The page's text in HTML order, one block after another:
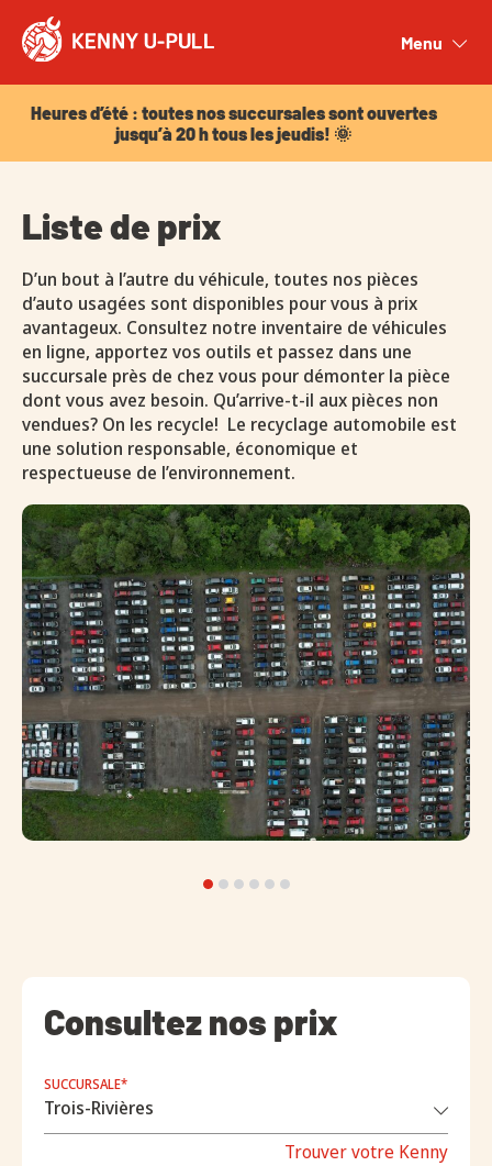
Menu
Heures d’été : toutes nos succursales sont ouvertes
jusqu’à 20 h tous les jeudis! 🌞
Liste de prix
D’un bout à l’autre du véhicule, toutes nos pièces
d’auto usagées sont disponibles pour vous à prix
avantageux. Consultez notre inventaire de véhicules
en ligne, apportez vos outils et passez dans une
succursale près de chez vous pour démonter la pièce
dont vous avez besoin. Qu’arrive-t-il aux pièces non
vendues? On les recycle! Le recyclage automobile est
une solution responsable, économique et
respectueuse de l’environnement.
Consultez nos prix
SUCCURSALE*
Trouver votre Kenny